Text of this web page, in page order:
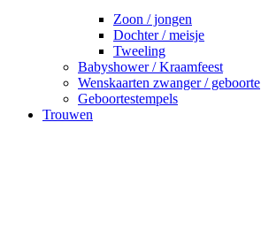
Zoon / jongen
Dochter / meisje
Tweeling
Babyshower / Kraamfeest
Wenskaarten zwanger / geboorte
Geboortestempels
Trouwen